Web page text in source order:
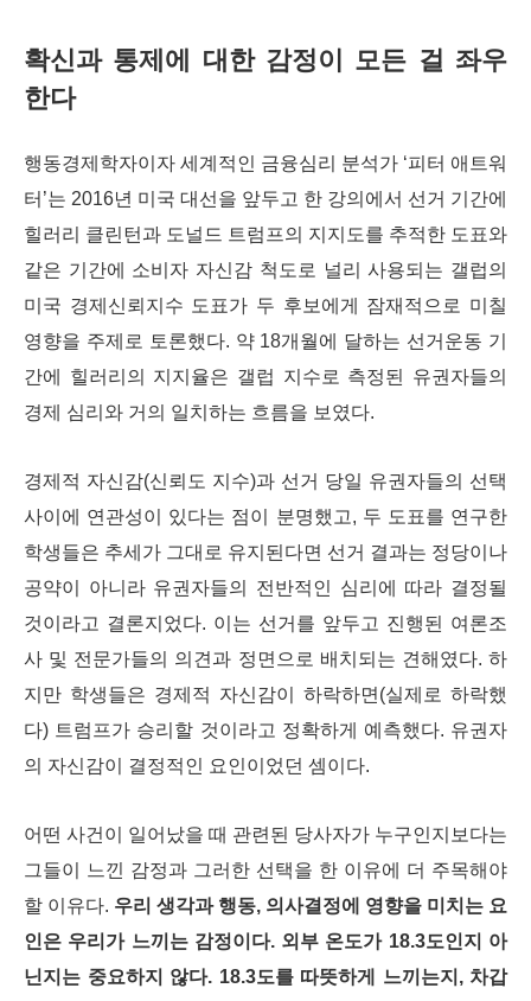
확신과 통제에 대한 감정이 모든 걸 좌우
한다
행동경제학자이자 세계적인 금융심리 분석가 ‘피터 애트워
터’는 2016년 미국 대선을 앞두고 한 강의에서 선거 기간에
힐러리 클린턴과 도널드 트럼프의 지지도를 추적한 도표와
같은 기간에 소비자 자신감 척도로 널리 사용되는 갤럽의
미국 경제신뢰지수 도표가 두 후보에게 잠재적으로 미칠
영향을 주제로 토론했다. 약 18개월에 달하는 선거운동 기
간에 힐러리의 지지율은 갤럽 지수로 측정된 유권자들의
경제 심리와 거의 일치하는 흐름을 보였다.
경제적 자신감(신뢰도 지수)과 선거 당일 유권자들의 선택
사이에 연관성이 있다는 점이 분명했고, 두 도표를 연구한
학생들은 추세가 그대로 유지된다면 선거 결과는 정당이나
공약이 아니라 유권자들의 전반적인 심리에 따라 결정될
것이라고 결론지었다. 이는 선거를 앞두고 진행된 여론조
사 및 전문가들의 의견과 정면으로 배치되는 견해였다. 하
지만 학생들은 경제적 자신감이 하락하면(실제로 하락했
다) 트럼프가 승리할 것이라고 정확하게 예측했다. 유권자
의 자신감이 결정적인 요인이었던 셈이다.
어떤 사건이 일어났을 때 관련된 당사자가 누구인지보다는
그들이 느낀 감정과 그러한 선택을 한 이유에 더 주목해야
할 이유다. 우리 생각과 행동, 의사결정에 영향을 미치는 요
인은 우리가 느끼는 감정이다. 외부 온도가 18.3도인지 아
닌지는 중요하지 않다. 18.3도를 따뜻하게 느끼는지, 차갑